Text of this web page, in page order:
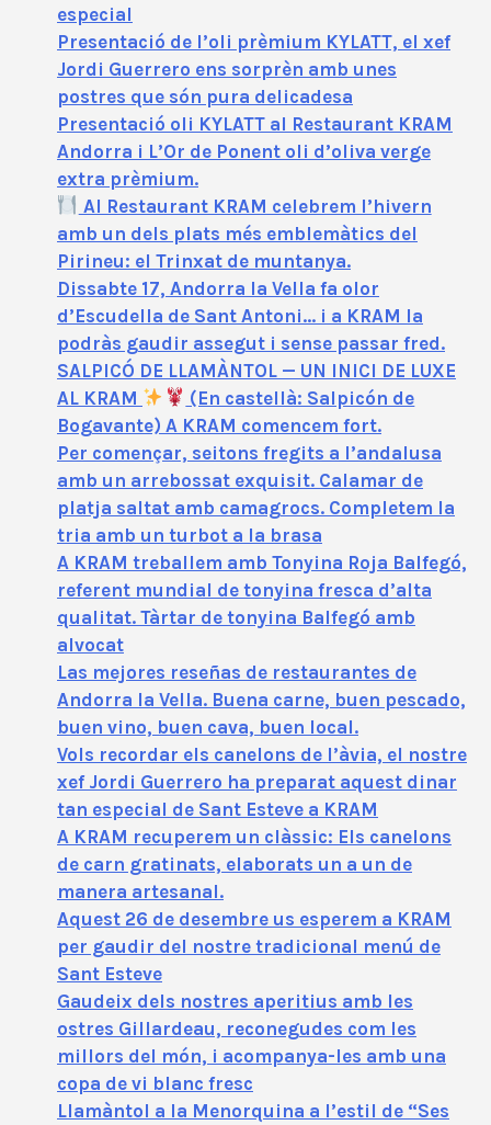
especial
Presentació de l’oli prèmium KYLATT, el xef
Jordi Guerrero ens sorprèn amb unes
postres que són pura delicadesa
Presentació oli KYLATT al Restaurant KRAM
Andorra i L’Or de Ponent oli d’oliva verge
extra prèmium.
Al Restaurant KRAM celebrem l’hivern
amb un dels plats més emblemàtics del
Pirineu: el Trinxat de muntanya.
Dissabte 17, Andorra la Vella fa olor
d’Escudella de Sant Antoni… i a KRAM la
podràs gaudir assegut i sense passar fred.
SALPICÓ DE LLAMÀNTOL — UN INICI DE LUXE
AL KRAM
(En castellà: Salpicón de
Bogavante) A KRAM comencem fort.
Per començar, seitons fregits a l’andalusa
amb un arrebossat exquisit. Calamar de
platja saltat amb camagrocs. Completem la
tria amb un turbot a la brasa
A KRAM treballem amb Tonyina Roja Balfegó,
referent mundial de tonyina fresca d’alta
qualitat. Tàrtar de tonyina Balfegó amb
alvocat
Las mejores reseñas de restaurantes de
Andorra la Vella. Buena carne, buen pescado,
buen vino, buen cava, buen local.
Vols recordar els canelons de l’àvia, el nostre
xef Jordi Guerrero ha preparat aquest dinar
tan especial de Sant Esteve a KRAM
A KRAM recuperem un clàssic: Els canelons
de carn gratinats, elaborats un a un de
manera artesanal.
Aquest 26 de desembre us esperem a KRAM
per gaudir del nostre tradicional menú de
Sant Esteve
Gaudeix dels nostres aperitius amb les
ostres Gillardeau, reconegudes com les
millors del món, i acompanya-les amb una
copa de vi blanc fresc
Llamàntol a la Menorquina a l’estil de “Ses